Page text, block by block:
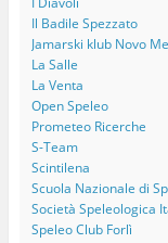
Il Badile Spezzato
Jamarski klub Novo
La Salle
La Venta
Open Speleo
Prometeo Ricerche
S-Team
Scintilena
Scuola Nazionale di
Società Speleologica
Speleo Club Forlì